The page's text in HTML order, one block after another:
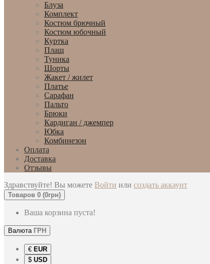
Блуза
Комплект
Костюм брючный
Костюм юбочный
Куртка
Плащ
Туника
Шорты
Жакет / жилет
Платье
Сарафан
Пальто
Брюки
Кардиган / джемпер
Юбка
Комбинезон
Оплата
Доставка
Отзывы
Здравствуйте! Вы можете Войти или создать аккаунт
Товаров 0 (0грн)
Ваша корзина пуста!
Валюта ГРН
€ EUR
$ USD